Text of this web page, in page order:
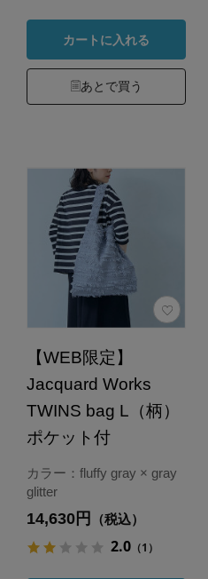
カートに入れる
あとで買う
【WEB限定】
Jacquard Works
TWINS bag L（柄）
ポケット付
カラー：fluffy gray × gray
glitter
14,630円 （税込）
2.0（1）